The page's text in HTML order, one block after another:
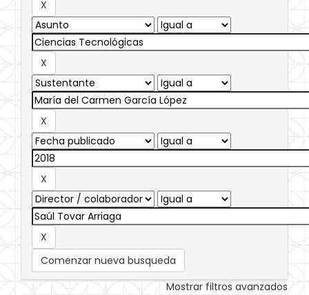
Comenzar nueva busqueda
Mostrar filtros avanzados